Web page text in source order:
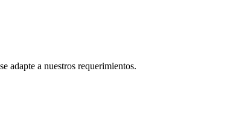
adapte a nuestros requerimientos.